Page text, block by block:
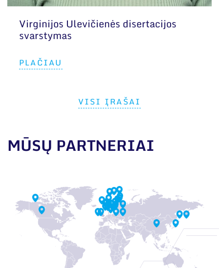
Virginijos Ulevičienės disertacijos
svarstymas
PLAČIAU
VISI ĮRAŠAI
MŪSŲ PARTNERIAI